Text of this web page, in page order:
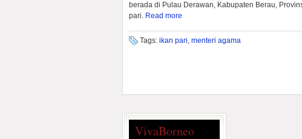
berada di Pulau Derawan, Kabupaten Berau,
pari. Read more
Tags: ikan pari, menteri agama
VivaBorneo